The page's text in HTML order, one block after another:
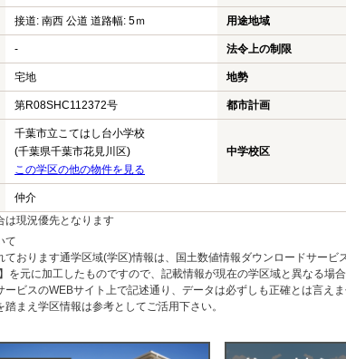
接道: 南西 公道 道路幅: 5ｍ 用途地域
- 法令上の制限
宅地 地勢
第R08SHC112372号 都市計画
千葉市立こてはし台小学校
(千葉県千葉市花見川区)
この学区の他の物件を見る
中学校区
仲介
現況優先となります
て
ております通学区域(学区)情報は、国土数値情報ダウンロードサー
を元に加工したものですので、記載情報が現在の学区域と異なる場合
ービスのWEBサイト上で記述通り、データは必ずしも正確とは言え
まえ学区情報は参考としてご活用下さい。